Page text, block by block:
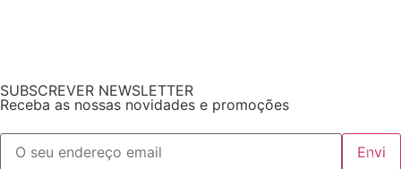
SUBSCREVER NEWSLETTER
Receba as nossas novidades e promoções